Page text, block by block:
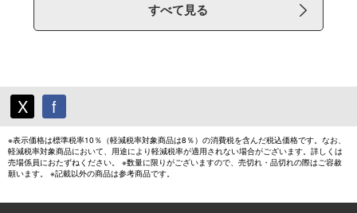
すべて見る
X f
※表示価格は標準税率10％（軽減税率対象商品は8％）の消費税を含んだ税込価格です。なお、
軽減税率対象商品において、用途により軽減税率が適用されない場合がございます。詳しくは
売場係員におたずねください。 ※数量に限りがございますので、売切れ・品切れの際はご容赦
願います。 ※記載以外の商品は参考商品です。